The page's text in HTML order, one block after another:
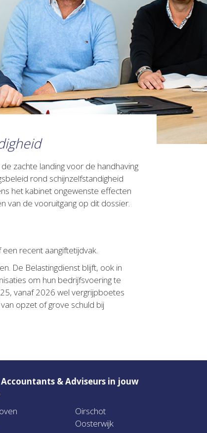
zachte landing voor de handhaving
rond schijnzelfstandigheid
het kabinet ongewenste effecten
van de vooruitgang op dit dossier.
recent aangiftetijdvak.
De Belastingdienst blijft, ook in
om hun bedrijfsvoering te
vanaf 2026 wel vergrijpboetes
opzet of grove schuld bij
Accountants & Adviseurs in jouw
Oirschot
Oosterwijk